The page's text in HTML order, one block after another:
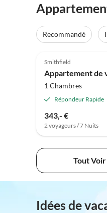
Recommandé
Smithfield
1 Chambres
Répondeur Rapide
343,- €
2 voyageurs / 7 Nuits
Tout Voir
Idées de